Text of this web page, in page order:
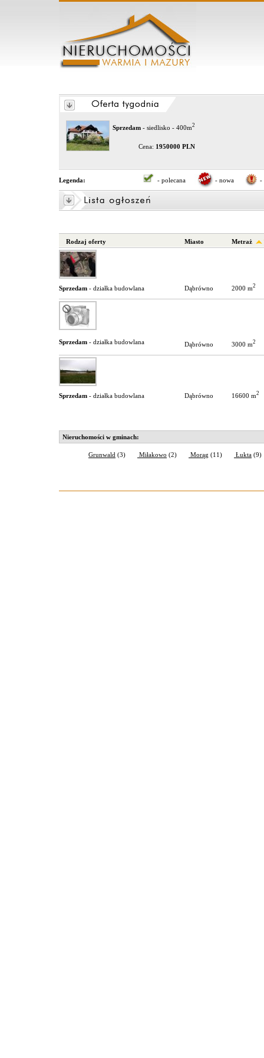
Sprzedam - siedlisko - 400m2
Cena: 1950000 PLN
Legenda: - polecana - nowa -
Rodzaj oferty Miasto Metraż
Dąbrówno 2000 m2
Sprzedam - działka budowlana
Dąbrówno 3000 m2
Sprzedam - działka budowlana
Dąbrówno 16600 m2
Sprzedam - działka budowlana
Nieruchomości w gminach:
Grunwald (3) Miłakowo (2) Morąg (11) Łukta (9)